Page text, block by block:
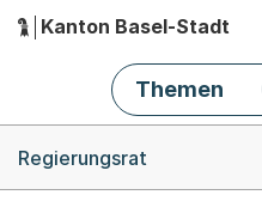
Hauptnavigation
Kanton Basel-Stadt
Themen
Regierungsrat